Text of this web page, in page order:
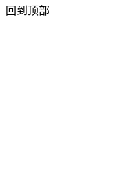
回到顶部